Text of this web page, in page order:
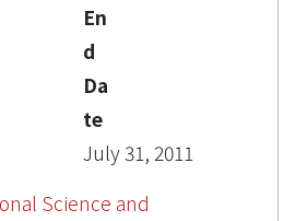
En
d
Da
te
July 31, 2011
Science and